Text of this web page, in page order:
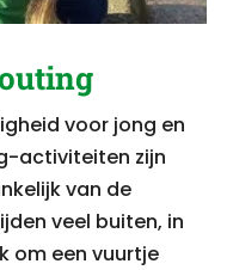
voor jong en
activiteiten zijn
van de
veel buiten, in
om een vuurtje